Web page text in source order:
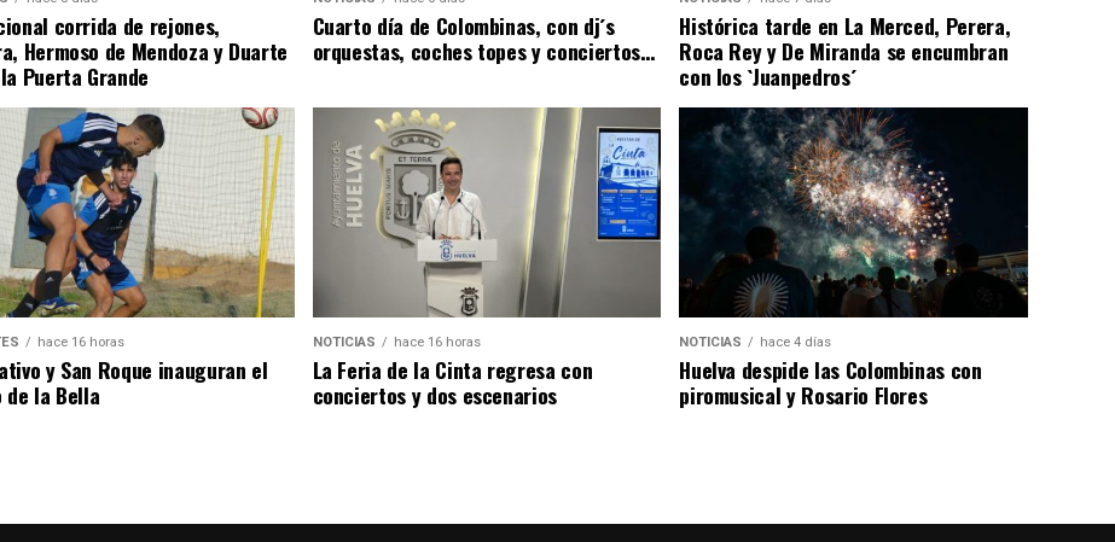
corrida de rejones,
Hermoso de Mendoza y Duarte
Puerta Grande
Cuarto día de Colombinas, con dj´s
orquestas, coches topes y conciertos…
Histórica tarde en La Merced, Perera,
Roca Rey y De Miranda se encumbran
con los `Juanpedros´
hace 16 horas
y San Roque inauguran el
de la Bella
NOTICIAS hace 16 horas
La Feria de la Cinta regresa con
conciertos y dos escenarios
NOTICIAS hace 4 días
Huelva despide las Colombinas con
piromusical y Rosario Flores